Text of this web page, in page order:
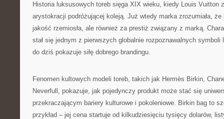
Historia luksusowych toreb sięga XIX wieku, kiedy Louis Vuitton
arystokracji podróżującej koleją. Już wtedy marka zrozumiała,
jakość rzemiosła, ale również za prestiż związany z marką.
stał się jednym z pierwszych globalnie rozpoznawalnych symboli
do dziś pokazuje siłę dobrego brandingu.
Fenomen kultowych modeli toreb, takich jak Hermès Birkin,
Neverfull, pokazuje, jak pojedynczy produkt może stać się
przekraczającym bariery kulturowe i pokoleniowe. Birkin bag to
przykład – jej cena startuje od kilkudziesięciu tysięcy dolarów,